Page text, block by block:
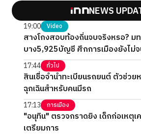
NEWS
19:00 Video
สางโกงสอบท้องถิ่นจบจริงหรอ? ม
บาง5,925บัญชี ศึกการเมืองยังไม่
17:44 ทั่วไป
สินเชื่อจำนำทะเบียนรถยนต์ ตัวช่วย
ฉุกเฉินสำหรับคนมีรถ
17:13 การเมือง
"อนุทิน" ตรวจกราดยิง เด็กก่อเหตุเ
เตรียมการ